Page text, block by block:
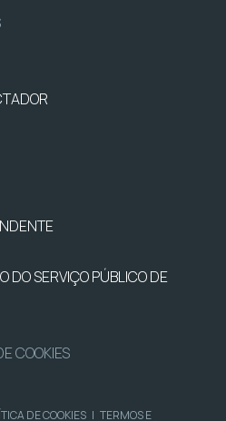
DO SERVIÇO PÚBLICO DE
COOKIES
DE COOKIES | TERMOS E